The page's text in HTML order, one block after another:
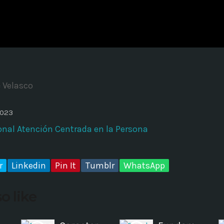
Time
Atención Centrada en la Persona
Linkedin Pin It Tumblr WhatsApp